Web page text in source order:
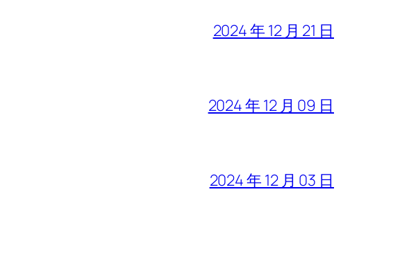
2024 年 12 月 21 日
2024 年 12 月 09 日
2024 年 12 月 03 日